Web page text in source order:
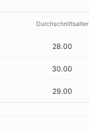
Durchschnittsalter
28.00
30.00
29.00